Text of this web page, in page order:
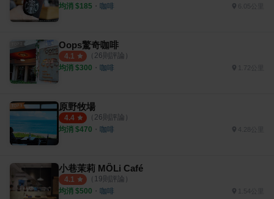
均消 $185 ・ 咖啡 6.05公里
Oops驚奇咖啡
4.1 （ 26則評論）
均消 $300 ・ 咖啡
原野牧場
4.4 （ 26則評論）
均消 $470 ・ 咖啡 4.28公里
小巷茉莉 MÔLi Café
4.1 （ 19則評論）
均消 $500 ・ 咖啡 1.54公里